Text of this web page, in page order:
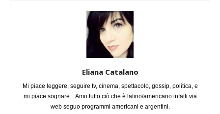
Eliana Catalano
Mi piace leggere, seguire tv, cinema, spettacolo, gossip, politica, e
mi piace sognare... Amo tutto ciò che è latino/americano infatti via
web seguo programmi americani e argentini.